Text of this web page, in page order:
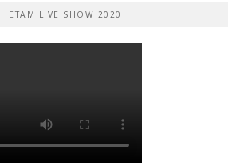
ETAM LIVE SHOW 2020